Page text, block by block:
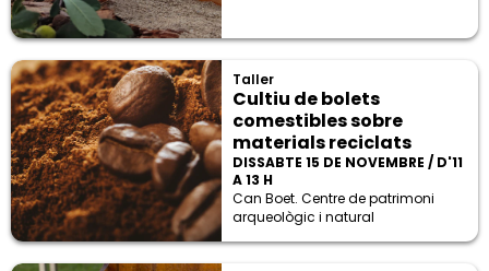
Taller
Cultiu de bolets
comestibles sobre
materials reciclats
DISSABTE 15 DE NOVEMBRE / D'11
A 13 H
Can Boet. Centre de patrimoni
arqueològic i natural